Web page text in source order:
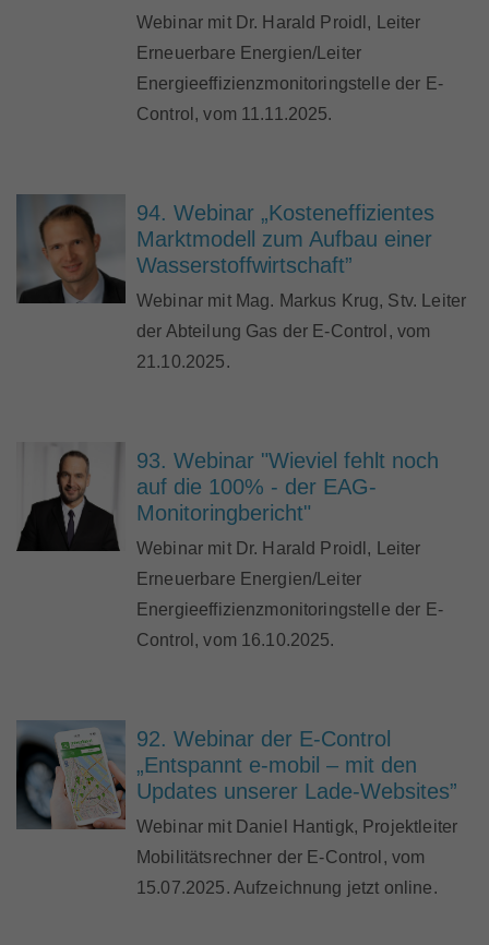
Webinar mit Dr. Harald Proidl, Leiter
Erneuerbare Energien/Leiter
Energieeffizienzmonitoringstelle der E-
Control, vom 11.11.2025.
94. Webinar „Kosteneffizientes
Marktmodell zum Aufbau einer
Wasserstoffwirtschaft”
Webinar mit Mag. Markus Krug, Stv. Leiter
der Abteilung Gas der E-Control, vom
21.10.2025.
93. Webinar "Wieviel fehlt noch
auf die 100% - der EAG-
Monitoringbericht"
Webinar mit Dr. Harald Proidl, Leiter
Erneuerbare Energien/Leiter
Energieeffizienzmonitoringstelle der E-
Control, vom 16.10.2025.
92. Webinar der E-Control
„Entspannt e-mobil – mit den
Updates unserer Lade-Websites”
Webinar mit Daniel Hantigk, Projektleiter
Mobilitätsrechner der E-Control, vom
15.07.2025. Aufzeichnung jetzt online.